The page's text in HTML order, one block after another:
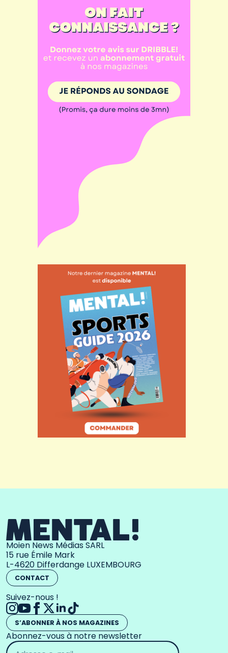
Moien News Médias SARL
15 rue Émile Mark
L-4620 Differdange LUXEMBOURG
CONTACT
Suivez-nous !
S’ABONNER À NOS MAGAZINES
Abonnez-vous à notre newsletter
Adresse